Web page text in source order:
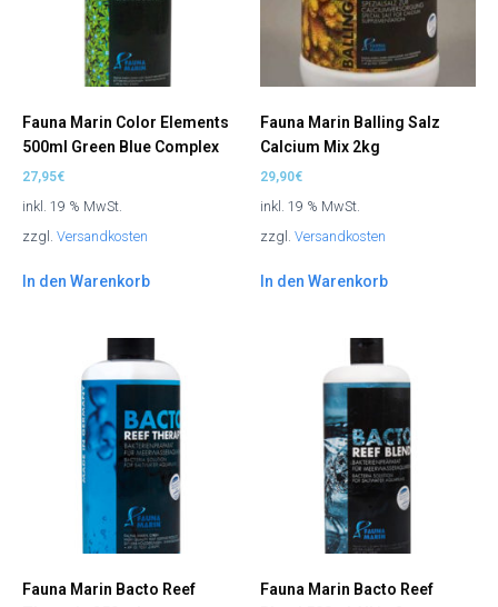
Fauna Marin Color Elements
500ml Green Blue Complex
27,95€
inkl. 19 % MwSt.
zzgl. Versandkosten
In den Warenkorb
Fauna Marin Balling Salz
Calcium Mix 2kg
29,90€
inkl. 19 % MwSt.
zzgl. Versandkosten
In den Warenkorb
Fauna Marin Bacto Reef
Fauna Marin Bacto Reef